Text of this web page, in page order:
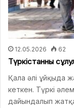
12.05.2026 62
Түркістанның
Қала әлі ұйқыда
кеткен. Түркі
дайындалып